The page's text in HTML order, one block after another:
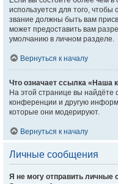
используется для того, чтобы
звание должны быть вам
может предоставить вам
умолчанию в личном разделе.
Вернуться к началу
Что означает ссылка «Наша
На этой странице вы найдёте
конференции и другую
которые они модерируют.
Вернуться к началу
Личные сообщения
Я не могу отправить личные